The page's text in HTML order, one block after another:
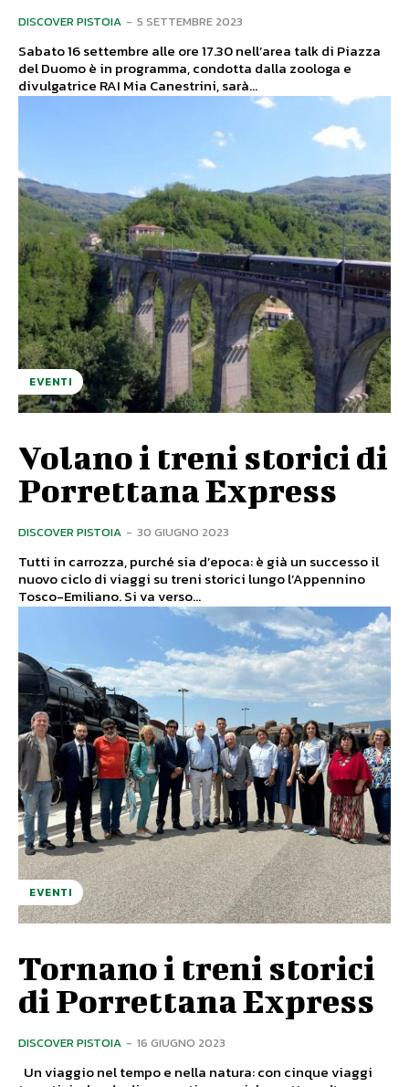
DISCOVER PISTOIA - 5 SETTEMBRE 2023
Sabato 16 settembre alle ore 17.30 nell’area talk di Piazza
del Duomo è in programma, condotta dalla zoologa e
divulgatrice RAI Mia Canestrini, sarà...
EVENTI
Volano i treni storici di
Porrettana Express
DISCOVER PISTOIA - 30 GIUGNO 2023
Tutti in carrozza, purché sia d’epoca: è già un successo il
nuovo ciclo di viaggi su treni storici lungo l’Appennino
Tosco-Emiliano. Si va verso...
EVENTI
Tornano i treni storici
di Porrettana Express
DISCOVER PISTOIA - 16 GIUGNO 2023